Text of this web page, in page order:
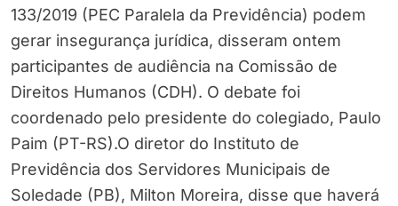
133/2019 (PEC Paralela da Previdência) podem
gerar insegurança jurídica, disseram ontem
participantes de audiência na Comissão de
Direitos Humanos (CDH). O debate foi
coordenado pelo presidente do colegiado, Paulo
Paim (PT-RS).O diretor do Instituto de
Previdência dos Servidores Municipais de
Soledade (PB), Milton Moreira, disse que haverá